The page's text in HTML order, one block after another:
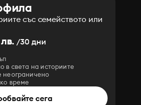
със семейството или
/30 дни
в света на историите
неограничено
време
сега